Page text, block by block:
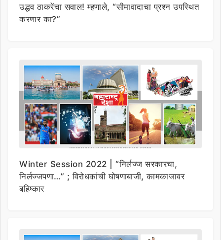
उद्धव ठाकरेंचा सवाल! म्हणाले, “सीमावादाचा प्रश्न उपस्थित
करणार का?”
Winter Session 2022 | “निर्लज्ज सरकारचा,
निर्लज्जपणा…” ; विरोधकांची घोषणाबाजी, कामकाजावर
बहिष्कार